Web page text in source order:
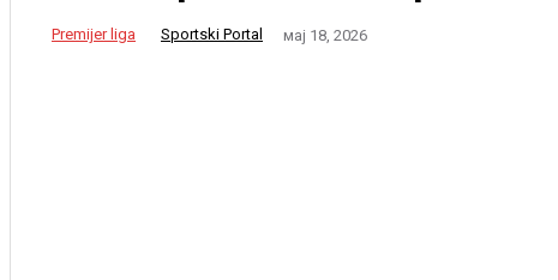
Premijer liga Sportski Portal мај 18, 2026